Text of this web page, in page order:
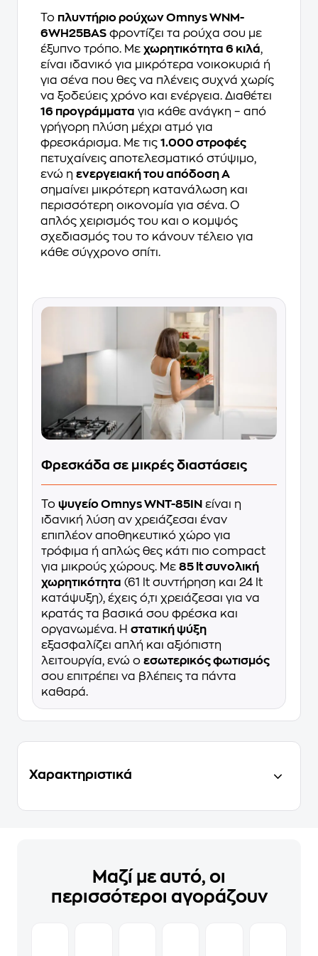
Το πλυντήριο ρούχων Omnys WNM-
6WH25BAS φροντίζει τα ρούχα σου με
έξυπνο τρόπο. Με χωρητικότητα 6 κιλά,
είναι ιδανικό για μικρότερα νοικοκυριά ή
για σένα που θες να πλένεις συχνά χωρίς
να ξοδεύεις χρόνο και ενέργεια. Διαθέτει
16 προγράμματα για κάθε ανάγκη – από
γρήγορη πλύση μέχρι ατμό για
φρεσκάρισμα. Με τις 1.000 στροφές
πετυχαίνεις αποτελεσματικό στύψιμο,
ενώ η ενεργειακή του απόδοση Α
σημαίνει μικρότερη κατανάλωση και
περισσότερη οικονομία για σένα. Ο
απλός χειρισμός του και ο κομψός
σχεδιασμός του το κάνουν τέλειο για
κάθε σύγχρονο σπίτι.
Φρεσκάδα σε μικρές διαστάσεις
Το ψυγείο Omnys WNT-85IN είναι η
ιδανική λύση αν χρειάζεσαι έναν
επιπλέον αποθηκευτικό χώρο για
τρόφιμα ή απλώς θες κάτι πιο compact
για μικρούς χώρους. Με 85 lt συνολική
χωρητικότητα (61 lt συντήρηση και 24 lt
κατάψυξη), έχεις ό,τι χρειάζεσαι για να
κρατάς τα βασικά σου φρέσκα και
οργανωμένα. Η στατική ψύξη
εξασφαλίζει απλή και αξιόπιστη
λειτουργία, ενώ ο εσωτερικός φωτισμός
σου επιτρέπει να βλέπεις τα πάντα
καθαρά.
Χαρακτηριστικά
Μαζί με αυτό, οι
περισσότεροι αγοράζουν